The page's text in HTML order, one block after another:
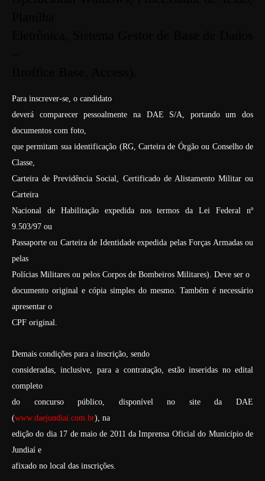
Para inscrever-se, o candidato
deverá comparecer pessoalmente na DAE S/A, portando um dos
documentos com foto,
que permitam sua identificação (RG, Carteira de Órgão ou Conselho de
Classe,
Carteira de Previdência Social, Certificado de Alistamento Militar ou
Carteira
Nacional de Habilitação expedida nos termos da Lei Federal nº
9.503/97 ou
Passaporte ou Carteira de Identidade expedida pelas Forças Armadas ou
pelas
Polícias Militares ou pelos Corpos de Bombeiros Militares). Deve ser o
documento original e cópia simples do mesmo. Também é necessário
apresentar o
CPF original.
Demais condições para a inscrição, sendo
consideradas, inclusive, para a contratação, estão inseridas no edital
completo
do concurso público, disponível no site da DAE
(www.daejundiai.com.br), na
edição do dia 17 de maio de 2011 da Imprensa Oficial do Município de
Jundiaí e
afixado no local das inscrições.